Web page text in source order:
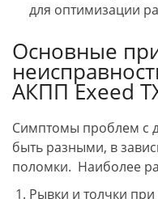
для оптимизации
Основные
АКПП Exeed
Симптомы проблем с
быть разными, в
поломки. Наиболее
Рывки и толчки